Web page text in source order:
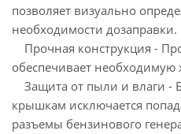
позволяет визуально
необходимости дозаправки.
Прочная конструкция -
обеспечивает необходимую
Защита от пыли и влаги -
крышкам исключается
разъемы бензинового